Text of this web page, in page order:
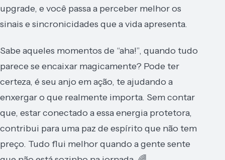
upgrade, e você passa a perceber melhor os
sinais e sincronicidades que a vida apresenta.
Sabe aqueles momentos de “aha!”, quando tudo
parece se encaixar magicamente? Pode ter
certeza, é seu anjo em ação, te ajudando a
enxergar o que realmente importa. Sem contar
que, estar conectado a essa energia protetora,
contribui para uma paz de espírito que não tem
preço. Tudo flui melhor quando a gente sente